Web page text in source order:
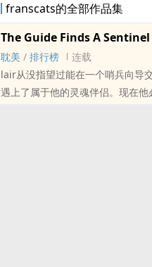
franscats的全部作品集
The Guide Finds A Sentinel
耽美 / 排行榜
连载
lair从没指望过能在一个哨兵向导
遇上了属于他的灵魂伴侣。现在